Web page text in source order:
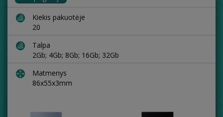
Kiekis pakuotėje
20
Talpa
2Gb; 4Gb; 8Gb; 16Gb; 32Gb
Matmenys
86x55x3mm